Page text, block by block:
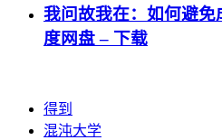
我问故我在：如何避
度网盘 – 下载
得到
混沌大学